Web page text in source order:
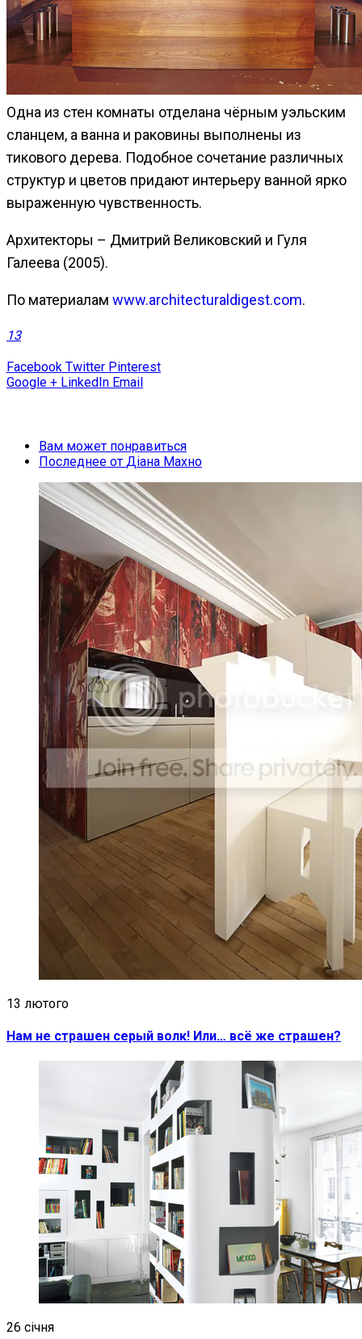
Одна из стен комнаты отделана чёрным уэльским
сланцем, а ванна и раковины выполнены из
тикового дерева. Подобное сочетание различных
структур и цветов придают интерьеру ванной ярко
выраженную чувственность.
Архитекторы – Дмитрий Великовский и Гуля
Галеева (2005).
По материалам www.architecturaldigest.com.
13
Facebook Twitter Pinterest
Google + LinkedIn Email
Вам может понравиться
Последнее от Діана Махно
13 лютого
Нам не страшен серый волк! Или… всё же страшен?
26 січня